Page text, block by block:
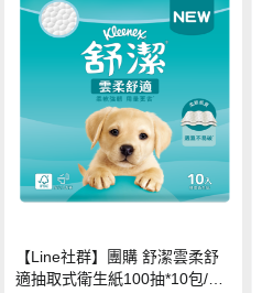
【Line社群】團購 舒潔雲柔舒
適抽取式衛生紙100抽*10包/6